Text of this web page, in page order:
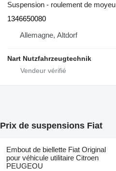
Suspension - roulement de moyeu
1346650080
Allemagne, Altdorf
Nart Nutzfahrzeugtechnik
Prix de suspensions Fiat
Embout de biellette Fiat Original
pour véhicule utilitaire Citroen
PEUGEOU